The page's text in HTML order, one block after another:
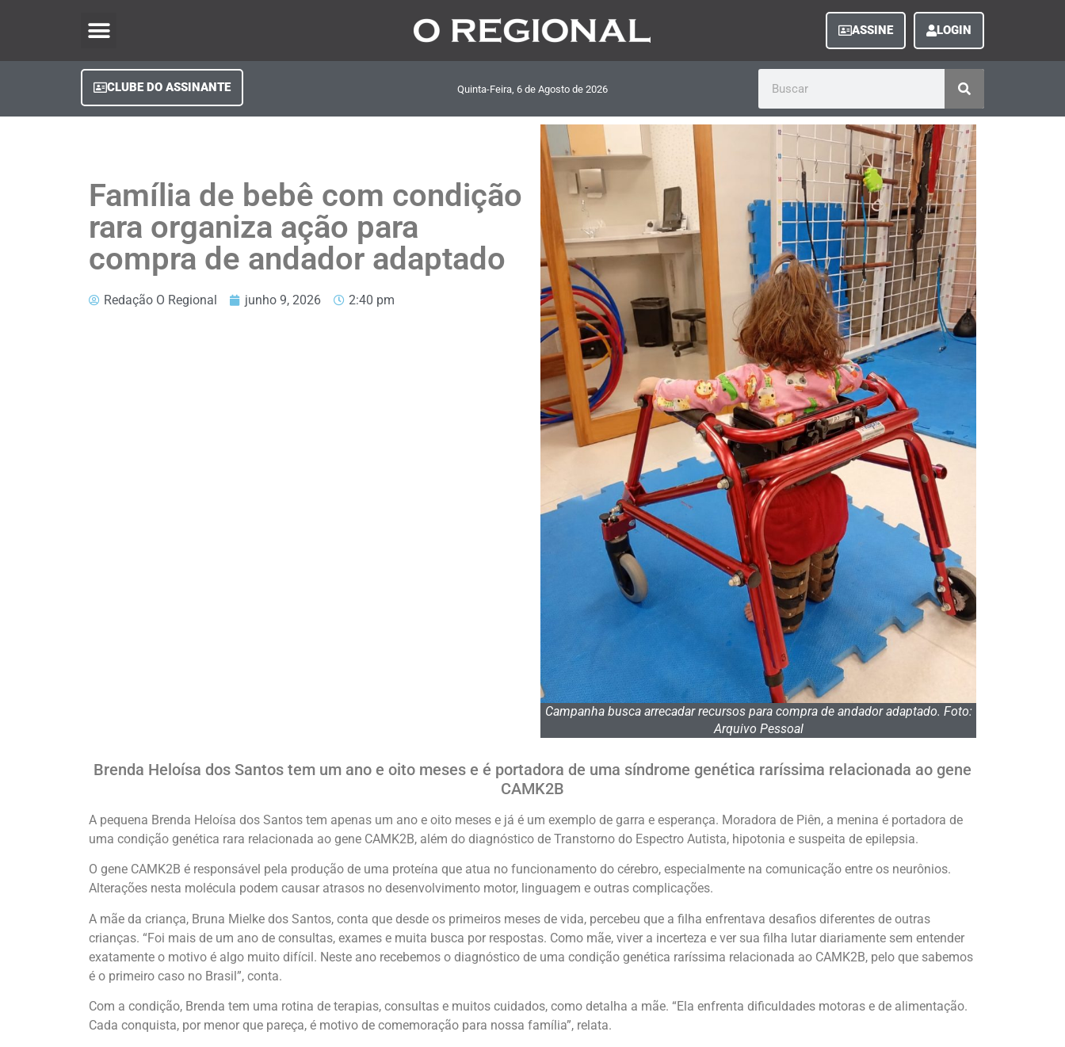
ASSINE LOGIN
CLUBE DO ASSINANTE Quinta-Feira, 6 de Agosto de 2026
Família de bebê com condição
rara organiza ação para
compra de andador adaptado
Redação O Regional junho 9, 2026 2:40 pm
Campanha busca arrecadar recursos para compra de andador adaptado. Foto:
Arquivo Pessoal
Brenda Heloísa dos Santos tem um ano e oito meses e é portadora de uma síndrome genética raríssima relacionada ao gene
CAMK2B
A pequena Brenda Heloísa dos Santos tem apenas um ano e oito meses e já é um exemplo de garra e esperança. Moradora de Piên, a menina é portadora de
uma condição genética rara relacionada ao gene CAMK2B, além do diagnóstico de Transtorno do Espectro Autista, hipotonia e suspeita de epilepsia.
O gene CAMK2B é responsável pela produção de uma proteína que atua no funcionamento do cérebro, especialmente na comunicação entre os neurônios.
Alterações nesta molécula podem causar atrasos no desenvolvimento motor, linguagem e outras complicações.
A mãe da criança, Bruna Mielke dos Santos, conta que desde os primeiros meses de vida, percebeu que a filha enfrentava desafios diferentes de outras
crianças. “Foi mais de um ano de consultas, exames e muita busca por respostas. Como mãe, viver a incerteza e ver sua filha lutar diariamente sem entender
exatamente o motivo é algo muito difícil. Neste ano recebemos o diagnóstico de uma condição genética raríssima relacionada ao CAMK2B, pelo que sabemos
é o primeiro caso no Brasil”, conta.
Com a condição, Brenda tem uma rotina de terapias, consultas e muitos cuidados, como detalha a mãe. “Ela enfrenta dificuldades motoras e de alimentação.
Cada conquista, por menor que pareça, é motivo de comemoração para nossa família”, relata.